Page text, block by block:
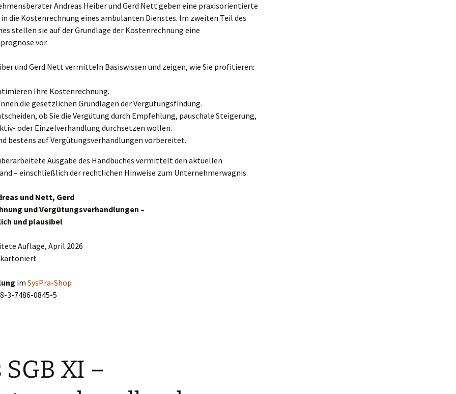
Andreas Heiber und Gerd Nett geben eine praxisorientierte
die Kostenrechnung eines ambulanten Dienstes. Im zweiten Teil des
stellen sie auf der Grundlage der Kostenrechnung eine
vor.
und Gerd Nett vermitteln Basiswissen und zeigen, wie Sie profitieren:
Ihre Kostenrechnung.
die gesetzlichen Grundlagen der Vergütungsfindung.
ob Sie die Vergütung durch Empfehlung, pauschale Steigerung,
oder Einzelverhandlung durchsetzen wollen.
bestens auf Vergütungsverhandlungen vorbereitet.
Ausgabe des Handbuches vermittelt den aktuellen
– einschließlich der rechtlichen Hinweise zum Unternehmerwagnis.
und Nett, Gerd
und Vergütungsverhandlungen –
und plausibel
Auflage, April 2026
kartoniert
im SysPra-Shop
3-7486-0845-5
SGB XI –